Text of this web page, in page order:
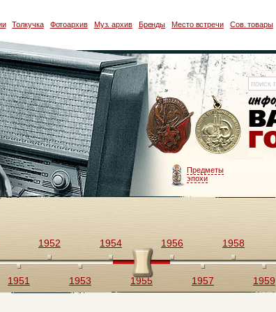
Толкучка Фотоархив Муз. архив Бренды Место встречи Сов. товары
Предметы
эпохи
1951
1952
1953
1954
1955
1956
1957
1958
1959